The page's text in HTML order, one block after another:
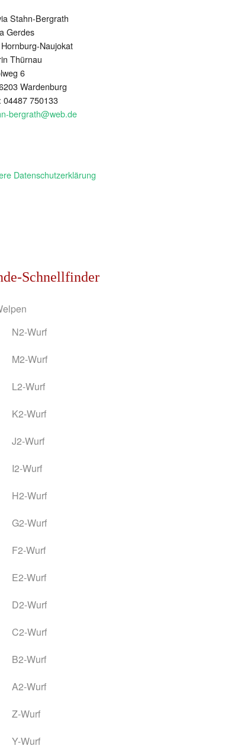
Stahn-Bergrath
Gerdes
Naujokat
Thürnau
6
Wardenburg
04487 750133
bergrath@web.de
Datenschutzerklärung
Schnellfinder
N2-Wurf
M2-Wurf
L2-Wurf
K2-Wurf
J2-Wurf
I2-Wurf
H2-Wurf
G2-Wurf
F2-Wurf
E2-Wurf
D2-Wurf
C2-Wurf
B2-Wurf
A2-Wurf
Z-Wurf
Y-Wurf